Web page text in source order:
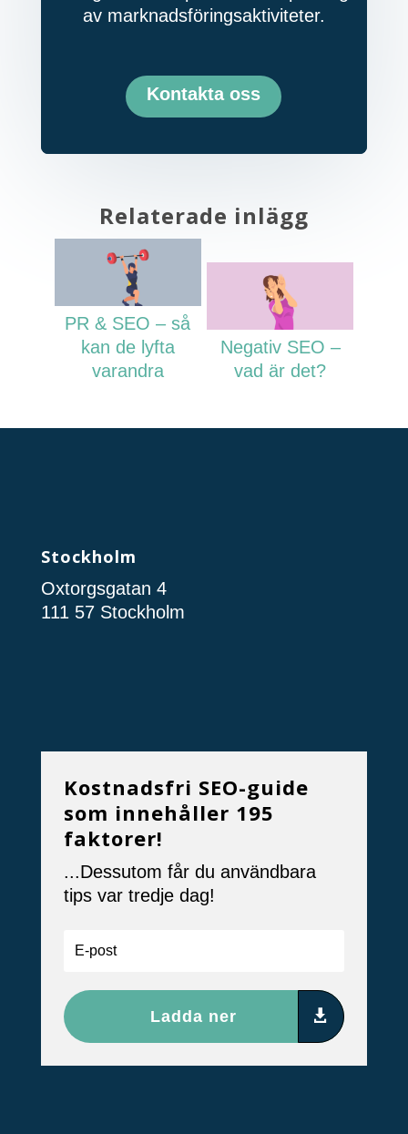
av marknadsföringsaktiviteter.
Kontakta oss
Relaterade inlägg
PR & SEO – så
kan de lyfta
varandra
Negativ SEO –
vad är det?
Stockholm
Oxtorgsgatan 4
111 57 Stockholm
Kostnadsfri SEO-guide
som innehåller 195
faktorer!
...Dessutom får du användbara
tips var tredje dag!
Ladda ner